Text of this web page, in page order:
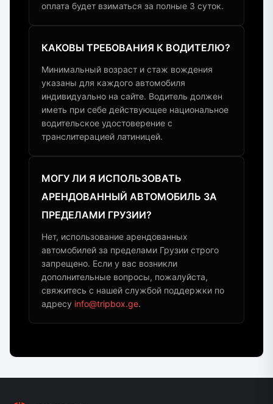
оплата будет взиматься за полные 3 суток.
КАКОВЫ ТРЕБОВАНИЯ К ВОДИТЕЛЮ?
Минимальный возраст и стаж вождения
указаны для каждого автомобиля
индивидуально на сайте. Водитель должен
иметь при себе действующее национальное
водительское удостоверение с
транслитерацией латиницей.
МОГУ ЛИ Я ИСПОЛЬЗОВАТЬ
АРЕНДОВАННЫЙ АВТОМОБИЛЬ ЗА
ПРЕДЕЛАМИ ГРУЗИИ?
Нет, использование арендованных
автомобилей за пределами Грузии строго
запрещено. Если у вас возникли
дополнительные вопросы, пожалуйста,
свяжитесь с нашей службой поддержки по
адресу info@tripbox.ge.